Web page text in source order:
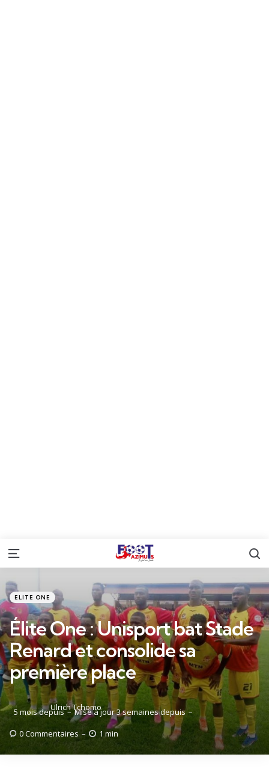
Menu
Catégories
Posté
dans
ELITE ONE
Élite One : Unisport bat Stade
Renard et consolide sa
première place
Posté
par
Ulrich Tchomo
5 mois depuis Mise à jour3 semaines depuis
0Commentaires 1 min